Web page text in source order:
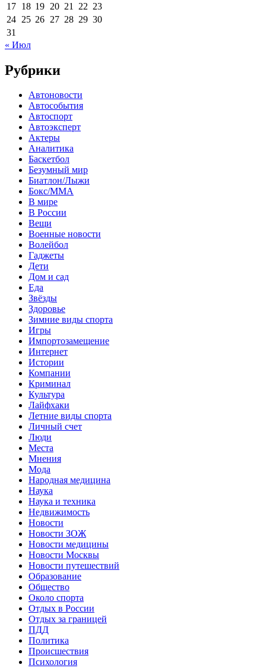
17 18 19 20 21 22 23
24 25 26 27 28 29 30
31
« Июл
Рубрики
Автоновости
Автособытия
Автоспорт
Автоэксперт
Актеры
Аналитика
Баскетбол
Безумный мир
Биатлон/Лыжи
Бокс/MMA
В мире
В России
Вещи
Военные новости
Волейбол
Гаджеты
Дети
Дом и сад
Еда
Звёзды
Здоровье
Зимние виды спорта
Игры
Импортозамещение
Интернет
Истории
Компании
Криминал
Культура
Лайфхаки
Летние виды спорта
Личный счет
Люди
Места
Мнения
Мода
Народная медицина
Наука
Наука и техника
Недвижимость
Новости
Новости ЗОЖ
Новости медицины
Новости Москвы
Новости путешествий
Образование
Общество
Около спорта
Отдых в России
Отдых за границей
ПДД
Политика
Происшествия
Психология